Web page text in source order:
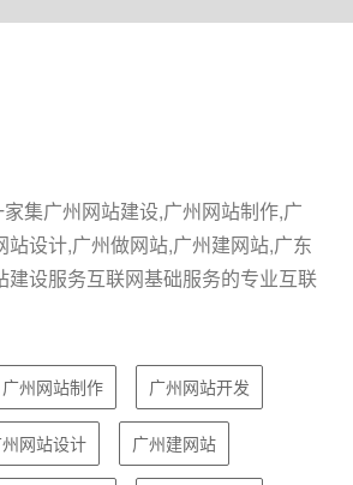
集广州网站建设,广州网站制作,广
站设计,广州做网站,广州建网站,广东
建设服务互联网基础服务的专业互联
广州网站制作 广州网站开发
网站设计 广州建网站